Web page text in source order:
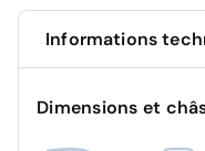
Système de fixation
Allumage
Camera de recul
Airbag frontal
Informations
Dimensions et